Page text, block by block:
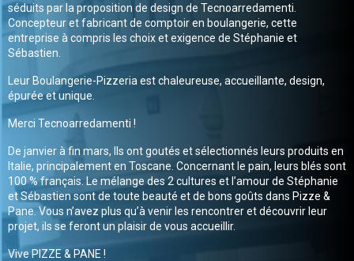
séduits par la proposition de design de Tecnoarredamenti.
Concepteur et fabricant de comptoir en boulangerie, cette
entreprise à compris les choix et exigence de Stéphanie et
Sébastien.
Leur Boulangerie-Pizzeria est chaleureuse, accueillante, design,
épurée et unique.
Merci Tecnoarredamenti !
De janvier à fin mars, Ils ont goutés et sélectionnés leurs produits en
Italie, principalement en Toscane. Concernant le pain, leurs blés sont
100 % français. Le mélange des 2 cultures et l’amour de Stéphanie
et Sébastien sont de toute beauté et de bons goûts dans Pizze &
Pane. Vous n’avez plus qu’à venir les rencontrer et découvrir leur
projet, ils se feront un plaisir de vous accueillir.
Vive PIZZE & PANE !